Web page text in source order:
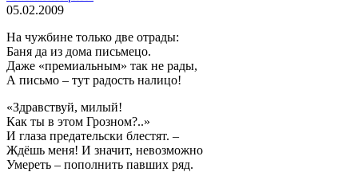
05.02.2009
На чужбине только две отрады:
Баня да из дома письмецо.
Даже «премиальным» так не рады,
А письмо – тут радость налицо!
«Здравствуй, милый!
Как ты в этом Грозном?..»
И глаза предательски блестят. –
Ждёшь меня! И значит, невозможно
Умереть – пополнить павших ряд.